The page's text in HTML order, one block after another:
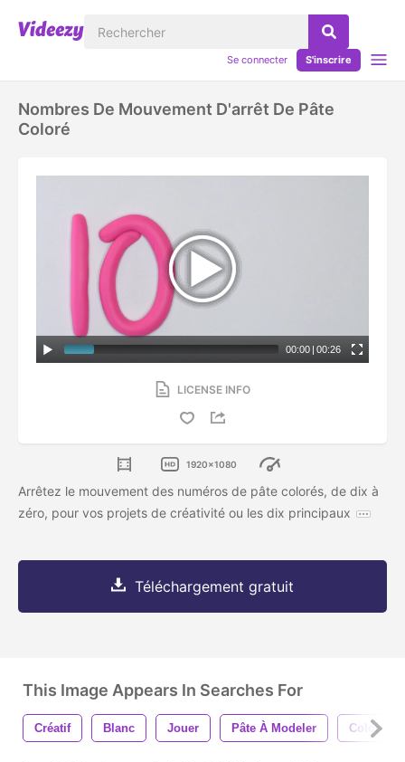
Se connecter S'inscrire
Nombres De Mouvement D'arrêt De Pâte
Coloré
00:00 | 00:26
LICENSE INFO
1920x1080
Arrêtez le mouvement des numéros de pâte colorés, de dix à
zéro, pour vos projets de créativité ou les dix principaux
Téléchargement gratuit
This Image Appears In Searches For
Créatif Blanc Jouer Pâte À Modeler Coloré